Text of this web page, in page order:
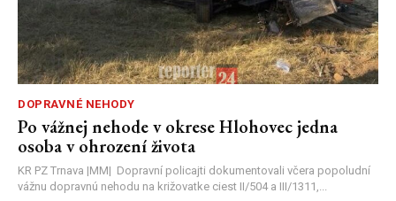
DOPRAVNÉ NEHODY
Po vážnej nehode v okrese Hlohovec jedna
osoba v ohrození života
KR PZ Trnava |MM| Dopravní policajti dokumentovali včera popoludní
vážnu dopravnú nehodu na križovatke ciest II/504 a III/1311,...